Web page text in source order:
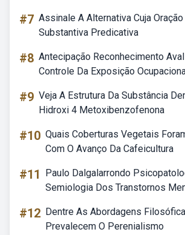
#7 Assinale A Alternativa Cuja
Substantiva Predicativa
#8 Antecipação Reconhecimento
Controle Da Exposição
#9 Veja A Estrutura Da Substância
Hidroxi 4 Metoxibenzofenona
#10 Quais Coberturas Vegetais
Com O Avanço Da Cafeicultura
#11
Paulo Dalgalarrondo
Semiologia Dos Transtornos
#12 Dentre As Abordagens
Prevalecem O Perenialismo